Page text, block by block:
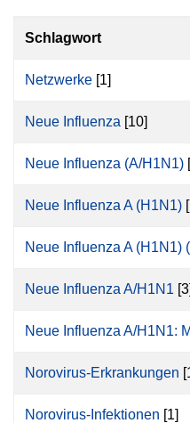
Schlagwort
Netzwerke [1]
Neue Influenza [10]
Neue Influenza (A/H1N1)
Neue Influenza A (H1N1)
Neue Influenza A (H1N1)
Neue Influenza A/H1N1 [3]
Neue Influenza A/H1N1:
Norovirus-Erkrankungen
Norovirus-Infektionen [1]